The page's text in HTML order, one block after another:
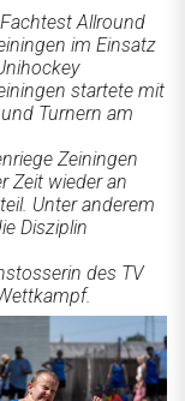
Allround
im Einsatz
startete mit
Turnern am
Zeiningen
Zeit wieder an
Unter anderem
Disziplin
des TV